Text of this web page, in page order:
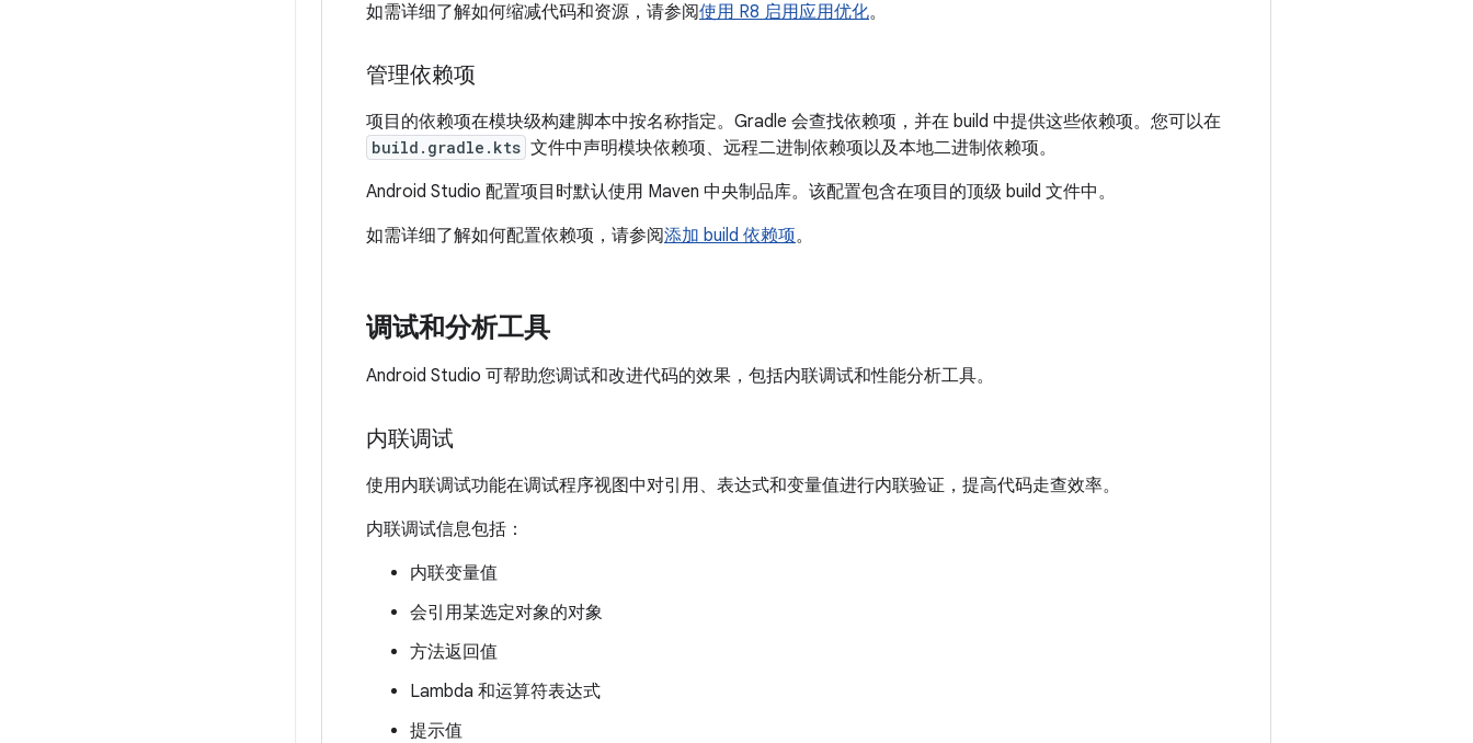
如需详细了解如何缩减代码和资源，请参阅使用 R8 启用应用优化。
管理依赖项
项目的依赖项在模块级构建脚本中按名称指定。Gradle 会查找依赖项，并在 build 中提供这些依赖项。您可以在
build.gradle.kts 文件中声明模块依赖项、远程二进制依赖项以及本地二进制依赖项。
Android Studio 配置项目时默认使用 Maven 中央制品库。该配置包含在项目的顶级 build 文件中。
如需详细了解如何配置依赖项，请参阅添加 build 依赖项。
调试和分析工具
Android Studio 可帮助您调试和改进代码的效果，包括内联调试和性能分析工具。
内联调试
使用内联调试功能在调试程序视图中对引用、表达式和变量值进行内联验证，提高代码走查效率。
内联调试信息包括：
内联变量值
会引用某选定对象的对象
方法返回值
Lambda 和运算符表达式
提示值